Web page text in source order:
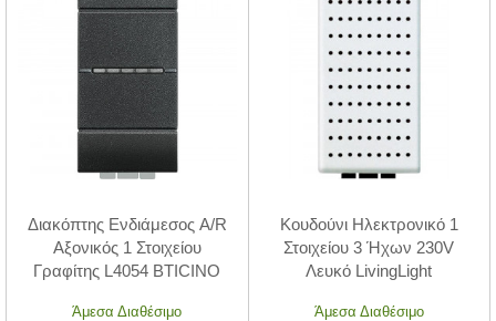
Διακόπτης Ενδιάμεσος A/R
Αξονικός 1 Στοιχείου
Γραφίτης L4054 BTICINO
Άμεσα Διαθέσιμο
Κουδούνι Ηλεκτρονικό 1
Στοιχείου 3 Ήχων 230V
Λευκό LivingLight
Άμεσα Διαθέσιμο